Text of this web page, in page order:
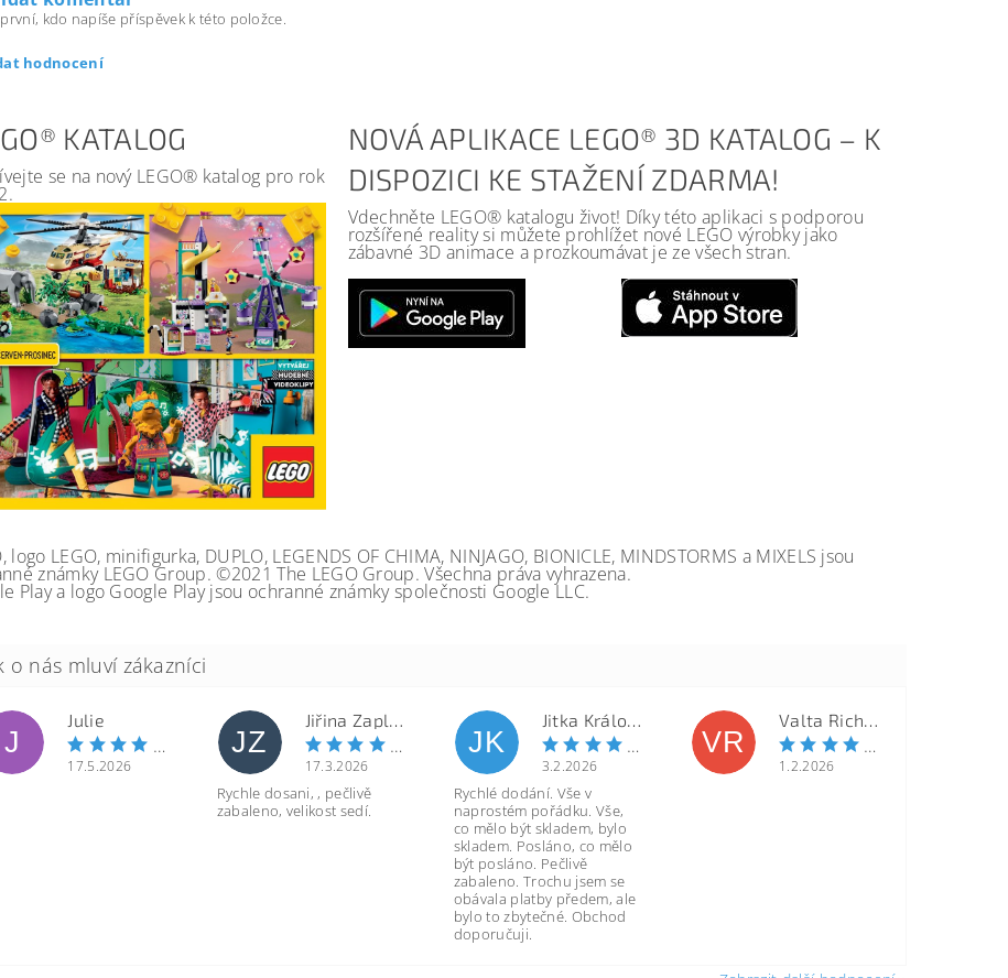
kdo napíše příspěvek k této položce.
hodnocení
KATALOG
se na nový LEGO® katalog pro rok
NOVÁ APLIKACE LEGO® 3D KATALOG – K
DISPOZICI KE STAŽENÍ ZDARMA!
Vdechněte LEGO® katalogu život! Díky této aplikaci s podporou
rozšířené reality si můžete prohlížet nové LEGO výrobky jako
zábavné 3D animace a prozkoumávat je ze všech stran.
logo LEGO, minifigurka, DUPLO, LEGENDS OF CHIMA, NINJAGO, BIONICLE, MINDSTORMS a MIXELS jsou
známky LEGO Group. ©2021 The LEGO Group. Všechna práva vyhrazena.
Play a logo Google Play jsou ochranné známky společnosti Google LLC.
J
Julie
17.5.2026
JZ
17.3.2026
Rychle dosani, , pečlivě
zabaleno, velikost sedí.
JK
3.2.2026
Rychlé dodání. Vše v
naprostém pořádku. Vše,
co mělo být skladem, bylo
skladem. Posláno, co mělo
být posláno. Pečlivě
zabaleno. Trochu jsem se
obávala platby předem, ale
bylo to zbytečné. Obchod
doporučuji.
VR
1.2.2026